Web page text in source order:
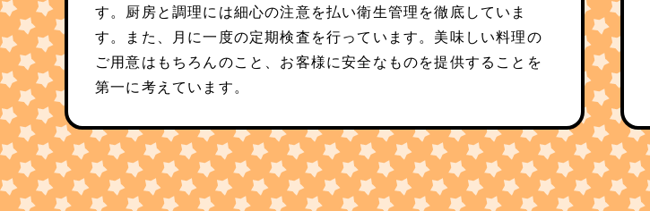
す。厨房と調理には細心の注意を払い衛生管理を徹底していま
す。また、月に一度の定期検査を行っています。美味しい料理の
ご用意はもちろんのこと、お客様に安全なものを提供することを
第一に考えています。